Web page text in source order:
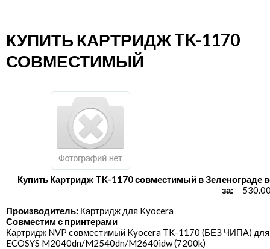
КУПИТЬ КАРТРИДЖ TK-1170
СОВМЕСТИМЫЙ
Купить Картридж TK-1170 совместимый в Зеленограде
за:
Производитель: Картридж для Kyocera
Совместим с принтерами
Картридж NVP совместимый Kyocera TK-1170 (БЕЗ ЧИПА) для
ECOSYS M2040dn/​M2540dn/​M2640idw (7200k)